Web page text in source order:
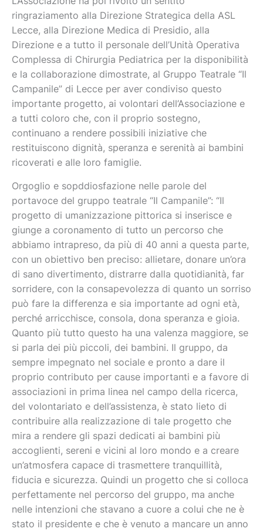
ringraziamento alla Direzione Strategica della ASL
Lecce, alla Direzione Medica di Presidio, alla
Direzione e a tutto il personale dell’Unità Operativa
Complessa di Chirurgia Pediatrica per la disponibilità
e la collaborazione dimostrate, al Gruppo Teatrale “Il
Campanile” di Lecce per aver condiviso questo
importante progetto, ai volontari dell’Associazione e
a tutti coloro che, con il proprio sostegno,
continuano a rendere possibili iniziative che
restituiscono dignità, speranza e serenità ai bambini
ricoverati e alle loro famiglie.
Orgoglio e sopddiosfazione nelle parole del
portavoce del gruppo teatrale “Il Campanile”: “Il
progetto di umanizzazione pittorica si inserisce e
giunge a coronamento di tutto un percorso che
abbiamo intrapreso, da più di 40 anni a questa parte,
con un obiettivo ben preciso: allietare, donare un’ora
di sano divertimento, distrarre dalla quotidianità, far
sorridere, con la consapevolezza di quanto un sorriso
può fare la differenza e sia importante ad ogni età,
perché arricchisce, consola, dona speranza e gioia.
Quanto più tutto questo ha una valenza maggiore, se
si parla dei più piccoli, dei bambini. Il gruppo, da
sempre impegnato nel sociale e pronto a dare il
proprio contributo per cause importanti e a favore di
associazioni in prima linea nel campo della ricerca,
del volontariato e dell’assistenza, è stato lieto di
contribuire alla realizzazione di tale progetto che
mira a rendere gli spazi dedicati ai bambini più
accoglienti, sereni e vicini al loro mondo e a creare
un’atmosfera capace di trasmettere tranquillità,
fiducia e sicurezza. Quindi un progetto che si colloca
perfettamente nel percorso del gruppo, ma anche
nelle intenzioni che stavano a cuore a colui che ne è
stato il presidente e che è venuto a mancare un anno